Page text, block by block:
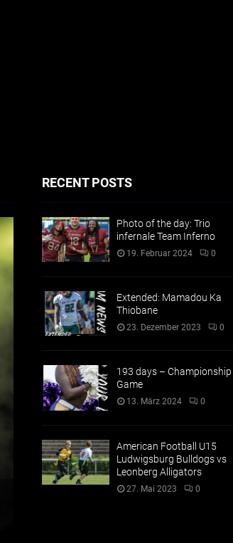
RECENT POSTS
Photo of the day: Trio
infernale Team Inferno
19. Februar 2024 0
Extended: Mamadou Ka
Thiobane
23. Dezember 2023 0
193 days – Championship
Game
13. März 2024 0
American Football U15
Ludwigsburg Bulldogs vs
Leonberg Alligators
27. Mai 2023 0